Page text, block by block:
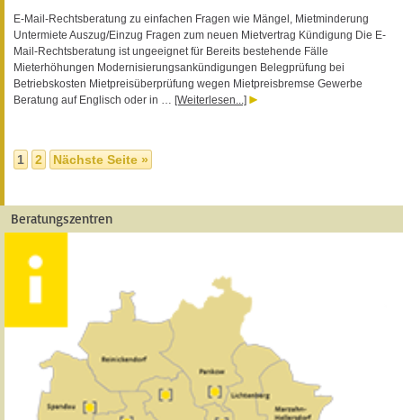
E-Mail-Rechtsberatung zu einfachen Fragen wie Mängel, Mietminderung
Untermiete Auszug/Einzug Fragen zum neuen Mietvertrag Kündigung Die E-
Mail-Rechtsberatung ist ungeeignet für Bereits bestehende Fälle
Mieterhöhungen Modernisierungsankündigungen Belegprüfung bei
Betriebskosten Mietpreisüberprüfung wegen Mietpreisbremse Gewerbe
Beratung auf Englisch oder in … [Weiterlesen...]
1 2 Nächste Seite »
Beratungszentren